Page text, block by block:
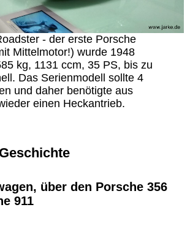
- der erste Porsche
Mittelmotor!) wurde 1948
kg, 1131 ccm, 35 PS, bis zu
Das Serienmodell sollte 4
und daher benötigte aus
einen Heckantrieb.
über den Porsche 356
911